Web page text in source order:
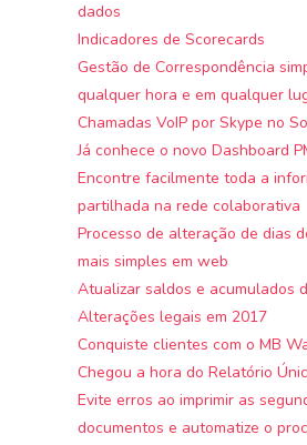
dados
Indicadores de Scorecards
Gestão de Correspondência
qualquer hora e em qualquer
Chamadas VoIP por Skype no
Já conhece o novo Dashboard
Encontre facilmente toda a
partilhada na rede colaborativa
Processo de alteração de dias
mais simples em web
Atualizar saldos e acumulados
Alterações legais em 2017
Conquiste clientes com o MB
Chegou a hora do Relatório
Evite erros ao imprimir as
documentos e automatize o